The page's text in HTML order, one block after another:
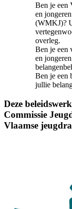
Ben je een
en
(WMKJ)?
overleg.
Ben je een
en
Ben je een
jullie
Deze
Commissie
Vlaamse